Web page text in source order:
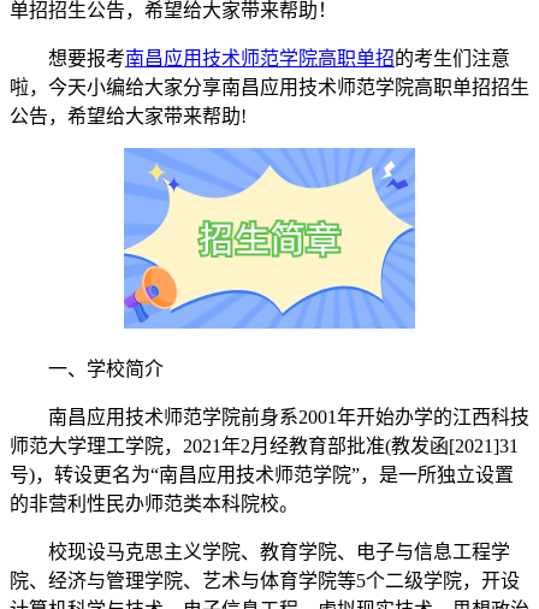
单招招生公告，希望给大家带来帮助！
想要报考南昌应用技术师范学院高职单招的考生们注意
啦，今天小编给大家分享南昌应用技术师范学院高职单招招生
公告，希望给大家带来帮助!
一、学校简介
南昌应用技术师范学院前身系2001年开始办学的江西科技
师范大学理工学院，2021年2月经教育部批准(教发函[2021]31
号)，转设更名为“南昌应用技术师范学院”，是一所独立设置
的非营利性民办师范类本科院校。
校现设马克思主义学院、教育学院、电子与信息工程学
院、经济与管理学院、艺术与体育学院等5个二级学院，开设